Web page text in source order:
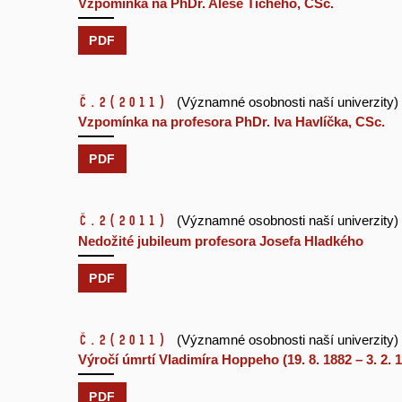
PDF
č.2 (2011)
(Významné osobnosti naší univerzity)
Vzpomínka na profesora PhDr. Iva Havlíčka, CSc.
PDF
č.2 (2011)
(Významné osobnosti naší univerzity)
Nedožité jubileum profesora Josefa Hladkého
PDF
č.2 (2011)
(Významné osobnosti naší univerzity)
Výročí úmrtí Vladimíra Hoppeho (19. 8. 1882 – 3. 2.
PDF